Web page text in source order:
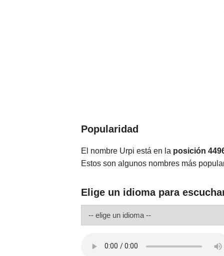
Popularidad
El nombre Urpi está en la posición
Estos son algunos nombres más
Elige un idioma para